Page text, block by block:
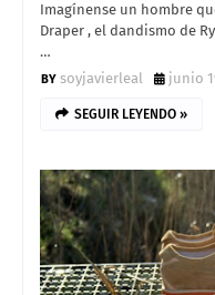
Imagínense un hombre
Draper , el dandismo de
…
soyjavierleal
junio
SEGUIR LEYENDO »